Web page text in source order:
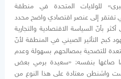
للولايات المتحدة في منطقة
تفتقر إلى عنصر اقتصادي واضح محدد
بأنّ السياسة الاقتصادية والتجارية
كبح التأثير الصيني في المنطقة لأنّ
للتضحية بمصالحهم بسهولة وعدم
صاغها بنفسه: «سعيدة برمي بعض
واشنطن معتادة على هذا النوع من